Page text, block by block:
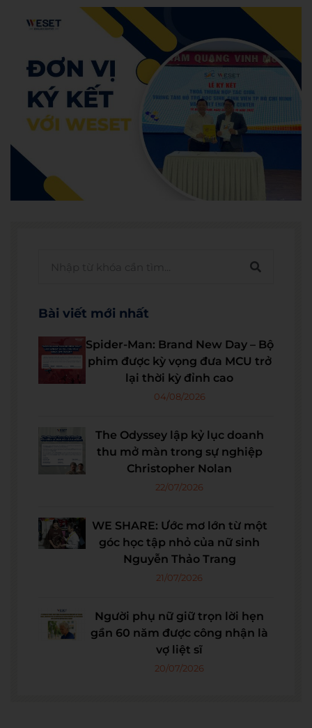
Bài viết mới nhất
Spider-Man: Brand New Day – Bộ
phim được kỳ vọng đưa MCU trở
lại thời kỳ đỉnh cao
04/08/2026
The Odyssey lập kỷ lục doanh
thu mở màn trong sự nghiệp
Christopher Nolan
22/07/2026
WE SHARE: Ước mơ lớn từ một
góc học tập nhỏ của nữ sinh
Nguyễn Thảo Trang
21/07/2026
Người phụ nữ giữ trọn lời hẹn
gần 60 năm được công nhận là
vợ liệt sĩ
20/07/2026